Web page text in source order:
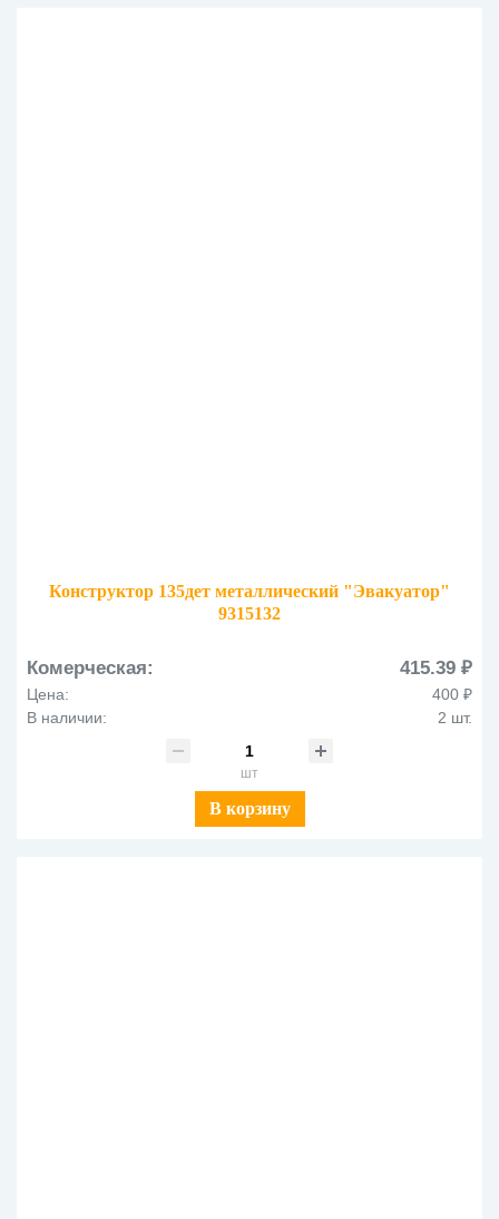
Конструктор 135дет металлический "Эвакуатор"
9315132
Комерческая: 415.39 ₽
Цена:
400 ₽
В наличии:
2 шт.
шт
В корзину